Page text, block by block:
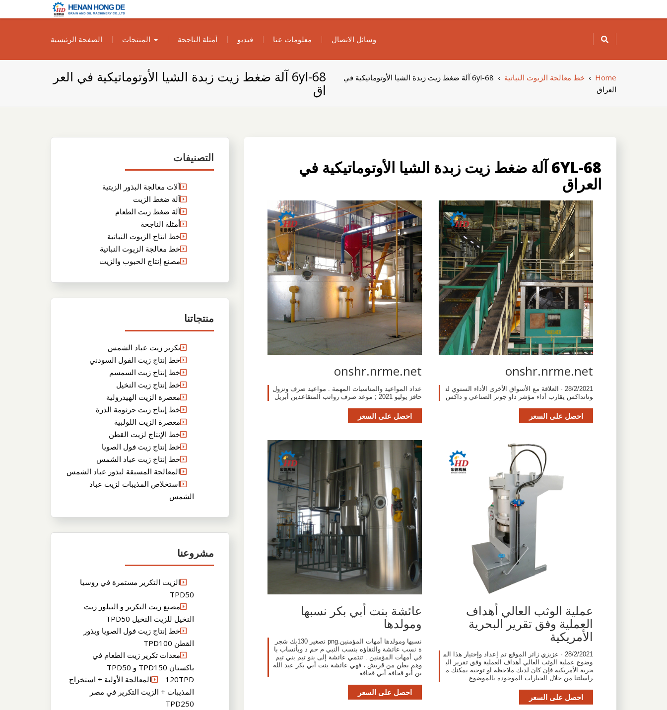
to
الزيوت النباتية
الخاص بك
الصفحة الرئيسية
المنتجات أمثلة الناجحة فيديو معلومات عنا وسائل الاتصال
6yl-68 آلة ضغط زيت زبدة الشيا الأوتوماتيكية في العر
اق
Home
› خط معالجة الزيوت النباتية ›
6yl-68 آلة ضغط زيت زبدة الشيا الأوتوماتيكية في
العراق
التصنيفات
آلات معالجة البذور الزيتية
آلة ضغط الزيت
آلة ضغط زيت الطعام
أمثلة الناجحة
خط انتاج الزيوت النباتية
خط معالجة الزيوت النباتية
مصنع إنتاج الحبوب والزيت
منتجاتنا
تكرير زيت عباد الشمس
خط إنتاج زيت الفول السودني
خط إنتاج زيت السمسم
خط إنتاج زيت النخيل
معصرة الزيت الهيدرولية
خط إنتاج زيت جرثومة الذرة
معصرة الزيت اللولبية
خط الإنتاج لزيت القطن
خط إنتاج زيت فول الصويا
خط إنتاج زيت عباد الشمس
المعالجة المسبقة لبذور عباد الشمس
استخلاص المذيبات لزيت عباد
الشمس
مشروعنا
الزيت التكرير مستمرة في روسيا
TPD50
مصنع زيت التكرير و التبلور زيت
النخيل للزيت النخيل TPD50
خط إنتاج زيت فول الصويا وبذور
القطن TPD100
معدات تكرير زيت الطعام في
باكستان TPD150 و TPD50
120TPDالمعالجة الأولية + استخراج
المذيبات + الزيت التكرير في مصر
TPD250
6YL-68 آلة ضغط زيت زبدة الشيا الأوتوماتيكية في
العراق
onshr.nrme.net
28/2/2021 · العلاقة مع الأسواق الأخرى الأداء السنوي لت
ونانداكس يقارب أداء مؤشر داو جونز الصناعي و داكس
احصل على السعر
onshr.nrme.net
عداد المواعيد والمناسبات المهمة . مواعيد صرف ونزول
حافز يوليو 2021 ; موعد صرف رواتب المتقاعدين أبريل
احصل على السعر
عملية الوثب العالي أهداف
العملية وفق تقرير البحرية
الأمريكية
28/2/2021 · عزيزي زائر الموقع تم إعداد وإختيار هذا الم
وضوع عملية الوثب العالي أهداف العملية وفق تقرير الب
حرية الأمريكية فإن كان لديك ملاحظة او توجيه يمكنك م
راسلتنا من خلال الخيارات الموجودة بالموضوع..
احصل على السعر
عائشة بنت أبي بكر نسبها
ومولدها
نسبها ومولدها أمهات المؤمنين.png تصغير 130بك شجر
ة نسب عائشة والتقاؤه بنسب النبي م حم د وبأنساب با
قي أمهات المؤمنين . تنتمي عائشة إلى بنو تيم بني تيم
وهم بطن من قريش ، فهي عائشة بنت أبي بكر عبد الله
بن أبو قحافة أبي قحافة
احصل على السعر